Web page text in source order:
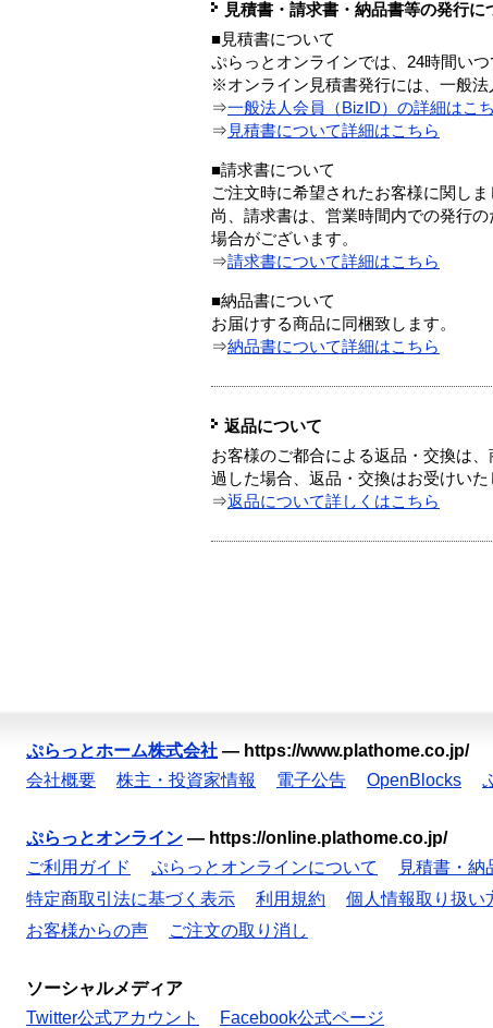
見積書・請求書・納品書等の発行に
■見積書について
ぷらっとオンラインでは、24時間い
※オンライン見積書発行には、一般法
⇒一般法人会員（BizID）の詳細はこ
⇒ 見積書について詳細はこちら
■請求書について
ご注文時に希望されたお客様に関し
尚、請求書は、営業時間内での発行
場合がございます。
⇒請求書について詳細はこちら
■納品書について
お届けする商品に同梱致します。
⇒納品書について詳細はこちら
返品について
お客様のご都合による返品・交換は
過した場合、返品・交換はお受けいた
⇒返品について詳しくはこちら
ぷらっとホーム株式会社 — https://www.plathome.co.jp/
会社概要
株主・投資家情報 電子公告 OpenBlocks
ぷらっとオンライン — https://online.plathome.co.jp/
ご利用ガイド
ぷらっとオンラインについて 見積書・納
特定商取引法に基づく表示
利用規約 個人情報取り扱い
お客様からの声
ご注文の取り消し
ソーシャルメディア
Twitter公式アカウント
Facebook公式ページ